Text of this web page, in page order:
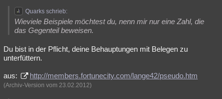
Quarks schrieb:
Wieviele Beispiele möchtest du, nenn mir nur eine Zahl, die
das Gegenteil beweisen.
Du bist in der Pflicht, deine Behauptungen mit Belegen zu
unterfüttern.
aus: http://members.fortunecity.com/lange42/pseudo.htm
(Archiv-Version vom 23.02.2012)